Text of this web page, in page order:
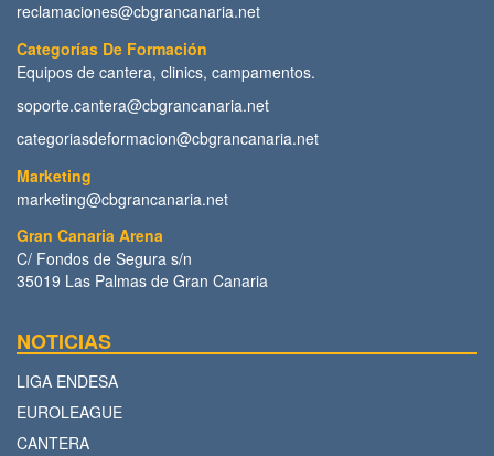
reclamaciones@cbgrancanaria.net
Categorías De Formación
Equipos de cantera, clinics, campamentos.
soporte.cantera@cbgrancanaria.net
categoriasdeformacion@cbgrancanaria.net
Marketing
marketing@cbgrancanaria.net
Gran Canaria Arena
C/ Fondos de Segura s/n
35019 Las Palmas de Gran Canaria
NOTICIAS
LIGA ENDESA
EUROLEAGUE
CANTERA